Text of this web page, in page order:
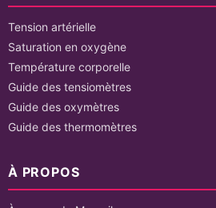
Tension artérielle
Saturation en oxygène
Température corporelle
Guide des tensiomètres
Guide des oxymètres
Guide des thermomètres
À PROPOS